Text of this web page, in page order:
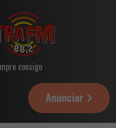
consigo
Anunciar